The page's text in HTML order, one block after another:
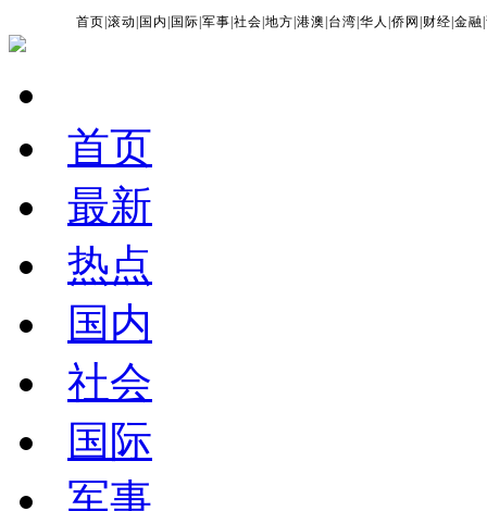
首页 |滚动 国内 国际 |军事 |社会 |地方 |港澳 台湾 |华人 |侨网 财经 |金融 |
首页
最新
热点
国内
社会
国际
军事